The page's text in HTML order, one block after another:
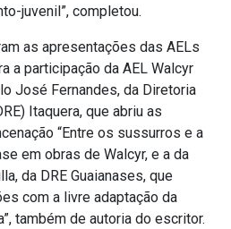
juvenil”, completou.
as apresentações das AELs
a participação da AEL Walcyr
José Fernandes, da Diretoria
Itaquera, que abriu as
“Entre os sussurros e a
em obras de Walcyr, e a da
da DRE Guaianases, que
com a livre adaptação da
também de autoria do escritor.